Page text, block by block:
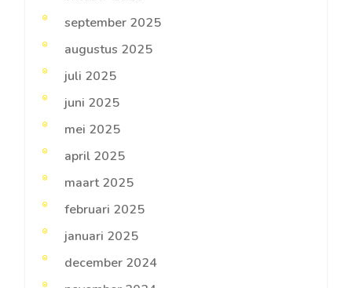
september 2025
augustus 2025
juli 2025
juni 2025
mei 2025
april 2025
maart 2025
februari 2025
januari 2025
december 2024